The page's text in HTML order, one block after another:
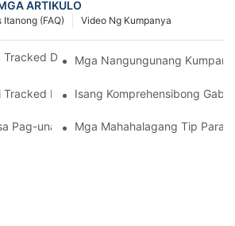
ARTIKULO
Video Ng Kumpanya
(FAQ)
Tracked Dump Truck sa Merkado Ngayon
Mga Nangungunang
Tracked Dumper at ang mga Benepisyo
Isang Komprehensibong
Pag-unawa sa mga Tagapagtustos ng
Mga Mahahalagang Tip Para